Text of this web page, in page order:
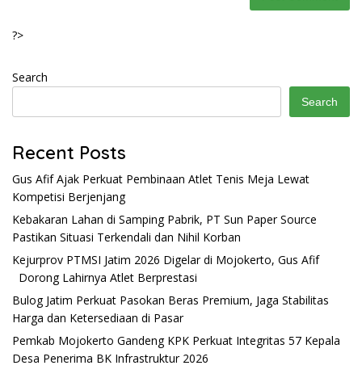
?>
Search
Search
Recent Posts
Gus Afif Ajak Perkuat Pembinaan Atlet Tenis Meja Lewat
Kompetisi Berjenjang
Kebakaran Lahan di Samping Pabrik, PT Sun Paper Source
Pastikan Situasi Terkendali dan Nihil Korban
Kejurprov PTMSI Jatim 2026 Digelar di Mojokerto, Gus Afif
Dorong Lahirnya Atlet Berprestasi
Bulog Jatim Perkuat Pasokan Beras Premium, Jaga Stabilitas
Harga dan Ketersediaan di Pasar
Pemkab Mojokerto Gandeng KPK Perkuat Integritas 57 Kepala
Desa Penerima BK Infrastruktur 2026